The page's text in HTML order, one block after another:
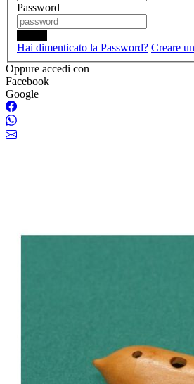
Password
Hai dimenticato la Password? Creare
Oppure accedi con
Facebook
Google